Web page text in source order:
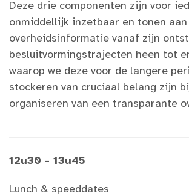
Deze drie componenten zijn voor
onmiddellijk inzetbaar en tonen
overheidsinformatie vanaf zijn
besluitvormingstrajecten heen tot
waarop we deze voor de langere
stockeren van cruciaal belang zijn
organiseren van een transparante
12u30 - 13u45
Lunch & speeddates